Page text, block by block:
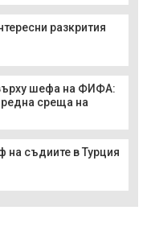
разкрития
шефа на ФИФА:
среща на
на съдиите в Турция